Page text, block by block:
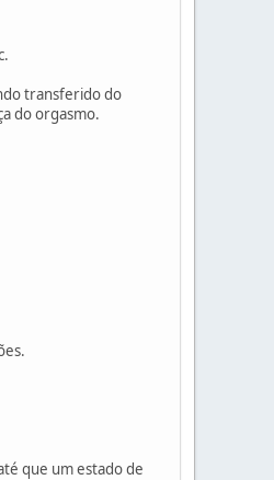
transferido do
do orgasmo.
que um estado de